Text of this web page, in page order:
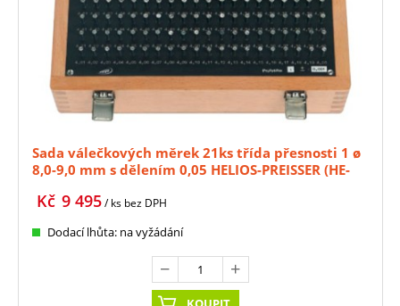
Sada válečkových měrek 21ks třída přesnosti 1 ø
8,0-9,0 mm s dělením 0,05 HELIOS-PREISSER (HE-
9 495
Kč / ks bez DPH
Dodací lhůta: na vyžádání